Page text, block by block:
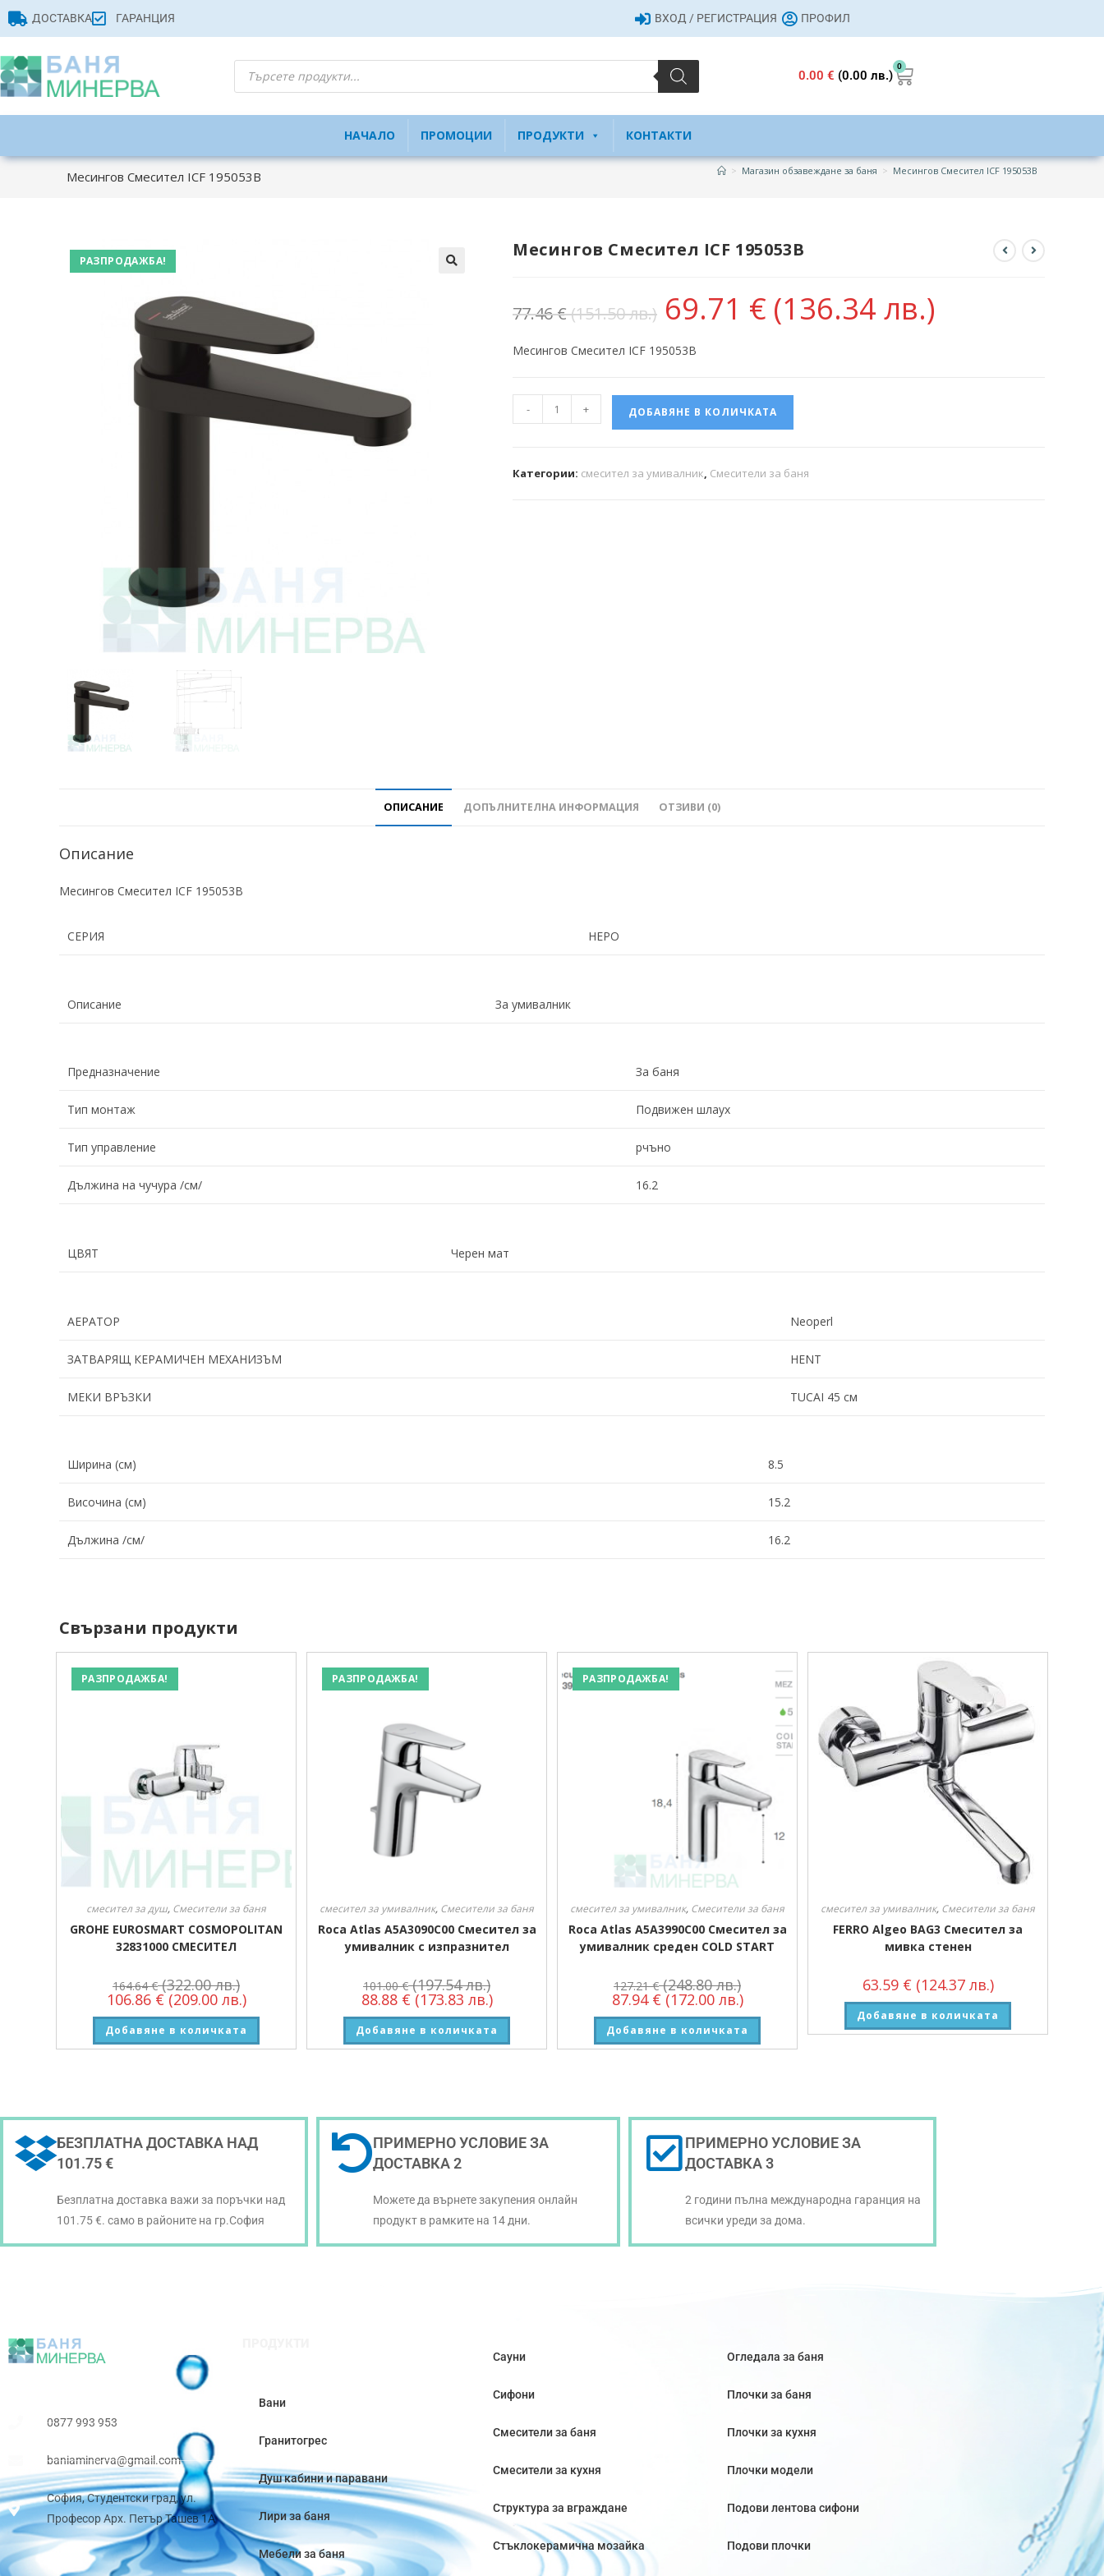
ДОСТАВКА ГАРАНЦИЯ ВХОД / РЕГИСТРАЦИЯ ПРОФИЛ
0.00€ (0.00 лв.)
0
НАЧАЛО ПРОМОЦИИ ПРОДУКТИ КОНТАКТИ
Месингов Смесител ICF 195053B > Магазин обзавеждане за баня > Месингов Смесител ICF 195053B
РАЗПРОДАЖБА! Месингов Смесител ICF 195053B
77.46€(151.50 лв.) 69.71 € (136.34 лв.)
Месингов Смесител ICF 195053B
- + ДОБАВЯНЕ В КОЛИЧКАТА
Категории: смесител за умивалник, Смесители за баня
ОПИСАНИЕ ДОПЪЛНИТЕЛНА ИНФОРМАЦИЯ ОТЗИВИ (0)
Описание
Месингов Смесител ICF 195053B
СЕРИЯ НЕРО
Описание За умивалник
Предназначение За баня
Тип монтаж Подвижен шлаух
Тип управление рчъно
Дължина на чучура /см/ 16.2
ЦВЯТ Черен мат
АЕРАТОР Neoperl
ЗАТВАРЯЩ КЕРАМИЧЕН МЕХАНИЗЪМ HENT
МЕКИ ВРЪЗКИ TUCAI 45 см
Ширина (cм) 8.5
Височина (cм) 15.2
Дължина /см/ 16.2
Свързани продукти
РАЗПРОДАЖБА!
смесител за душ, Смесители за баня
GROHE EUROSMART COSMOPOLITAN
32831000 СМЕСИТЕЛ
164.64€ (322.00 лв.)
106.86 € (209.00 лв.)
Добавяне в количката
РАЗПРОДАЖБА!
смесител за умивалник, Смесители за баня
Roca Atlas A5A3090C00 Смесител за
умивалник с изпразнител
101.00€ (197.54 лв.)
88.88 € (173.83 лв.)
Добавяне в количката
РАЗПРОДАЖБА!
смесител за умивалник, Смесители за баня
Roca Atlas A5A3990C00 Смесител за
умивалник среден COLD START
127.21€ (248.80 лв.)
87.94 € (172.00 лв.)
Добавяне в количката
смесител за умивалник, Смесители за баня
FERRO Algeo BAG3 Смесител за
мивка стенен
63.59 € (124.37 лв.)
Добавяне в количката
БЕЗПЛАТНА ДОСТАВКА НАД
101.75 €
Безплатна доставка важи за поръчки над
101.75 €. само в районите на гр.София
ПРИМЕРНО УСЛОВИЕ ЗА
ДОСТАВКА 2
Можете да върнете закупения онлайн
продукт в рамките на 14 дни.
ПРИМЕРНО УСЛОВИЕ ЗА
ДОСТАВКА 3
2 години пълна международна гаранция на
всички уреди за дома.
0877 993 953
baniaminerva@gmail.com
София, Студентски град, ул.
Професор Арх. Петър Ташев 1А
Вани
Гранитогрес
Душ кабини и паравани
Лири за баня
Мебели за баня
Сауни
Сифони
Смесители за баня
Смесители за кухня
Структура за вграждане
Стъклокерамична мозайка
Огледала за баня
Плочки за баня
Плочки за кухня
Плочки модели
Подови лентова сифони
Подови плочки